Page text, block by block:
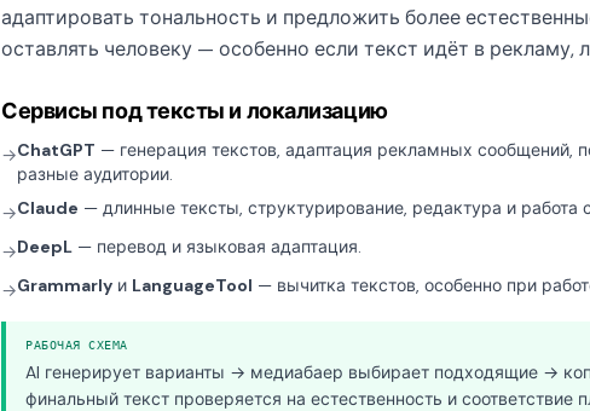
адаптировать тональность и предложить более
оставлять человеку — особенно если текст идёт в
Сервисы под тексты и локализацию
→ChatGPT — генерация текстов, адаптация рекламных сообщений,
разные аудитории.
→Claude — длинные тексты, структурирование, редактура и
→DeepL — перевод и языковая адаптация.
→Grammarly и LanguageTool — вычитка текстов, особенно при
РАБОЧАЯ СХЕМА
AI генерирует варианты → медиабаер выбирает подходящие →
финальный текст проверяется на естественность и соответствие